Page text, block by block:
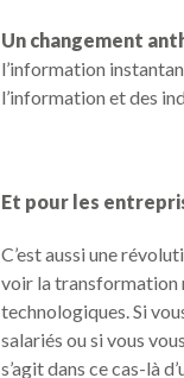
Un changement
l’information
l’information et des
Et pour les
C’est aussi une
voir la transformation
technologiques. Si
salariés ou si vous
s’agit dans ce cas-là